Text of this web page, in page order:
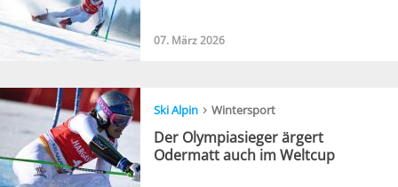
07. März 2026
Ski Alpin › Wintersport
Der Olympiasieger ärgert
Odermatt auch im Weltcup